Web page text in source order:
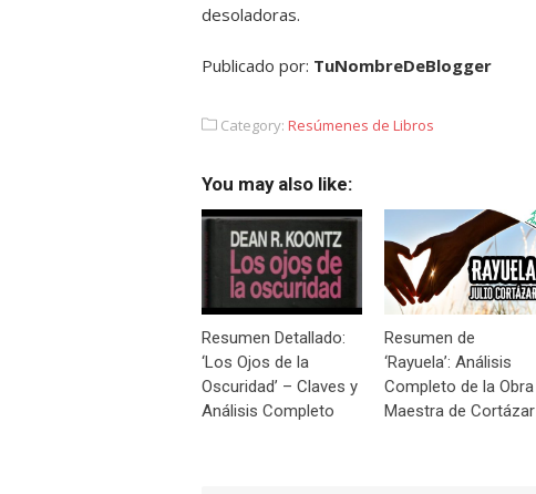
desoladoras.
Publicado por: TuNombreDeBlogger
Category: Resúmenes de Libros
You may also like:
Resumen Detallado:
‘Los Ojos de la
Oscuridad’ – Claves y
Análisis Completo
Resumen de
‘Rayuela’: Análisis
Completo de la Obra
Maestra de Cortázar